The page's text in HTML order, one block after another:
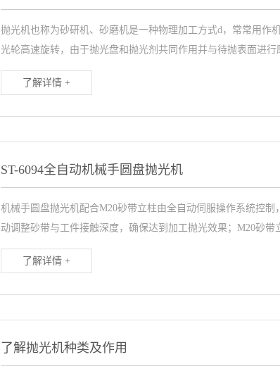
抛光机也称为砂研机、砂磨机是一种物理加工方式d，常常用作
光轮高速旋转，由于抛光盘和抛光剂共同作用并与待抛表面进行
了解详情 +
ST-6094全自动机械手圆盘抛光机
机械手圆盘抛光机配合M20砂带立柱由全自动伺服操作系统控
动调整砂带与工件接触深度，确保达到加工抛光效果；M20砂带
了解详情 +
了解抛光机种类及作用